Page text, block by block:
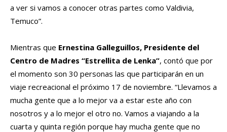
a ver si vamos a conocer otras partes como Valdivia,
Temuco”.
Mientras que Ernestina Galleguillos, Presidente del
Centro de Madres “Estrellita de Lenka”, contó que por
el momento son 30 personas las que participarán en un
viaje recreacional el próximo 17 de noviembre. “Llevamos a
mucha gente que a lo mejor va a estar este año con
nosotros y a lo mejor el otro no. Vamos a viajando a la
cuarta y quinta región porque hay mucha gente que no